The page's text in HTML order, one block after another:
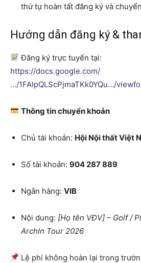
thứ tự hoàn tất đăng ký và
Hướng dẫn đăng ký &
Đăng ký trực tuyến tại:
https://docs.google.com/
…/1FAIpQLScPjmaTKk0YQu…/
Thông tin chuyển khoản
Chủ tài khoản: Hội Nội thất Việt
Số tài khoản: 904 287 889
Ngân hàng: VIB
Nội dung: [Họ tên VĐV] – Golf /
ArchIn Tour 2026
Lệ phí không hoàn lại trong